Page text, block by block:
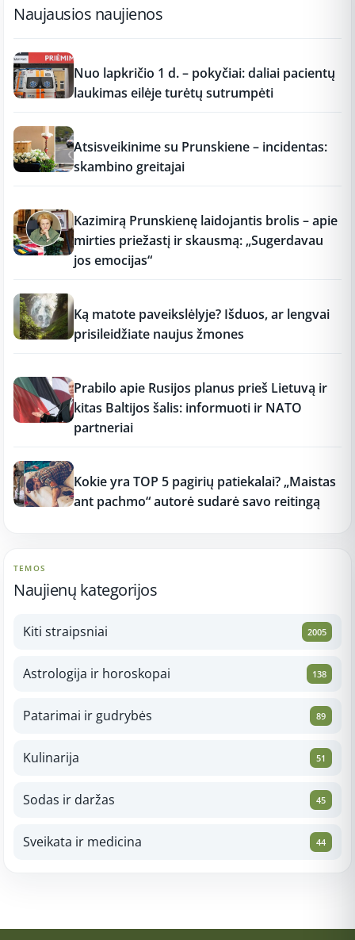
Naujausios naujienos
Nuo lapkričio 1 d. – pokyčiai: daliai pacientų
laukimas eilėje turėtų sutrumpėti
Atsisveikinime su Prunskiene – incidentas:
skambino greitajai
Kazimirą Prunskienę laidojantis brolis – apie
mirties priežastį ir skausmą: „Sugerdavau
jos emocijas“
Ką matote paveikslėlyje? Išduos, ar lengvai
prisileidžiate naujus žmones
Prabilo apie Rusijos planus prieš Lietuvą ir
kitas Baltijos šalis: informuoti ir NATO
partneriai
Kokie yra TOP 5 pagirių patiekalai? „Maistas
ant pachmo“ autorė sudarė savo reitingą
TEMOS
Naujienų kategorijos
Kiti straipsniai 2005
Astrologija ir horoskopai 138
Patarimai ir gudrybės 89
Kulinarija 51
Sodas ir daržas 45
Sveikata ir medicina 44